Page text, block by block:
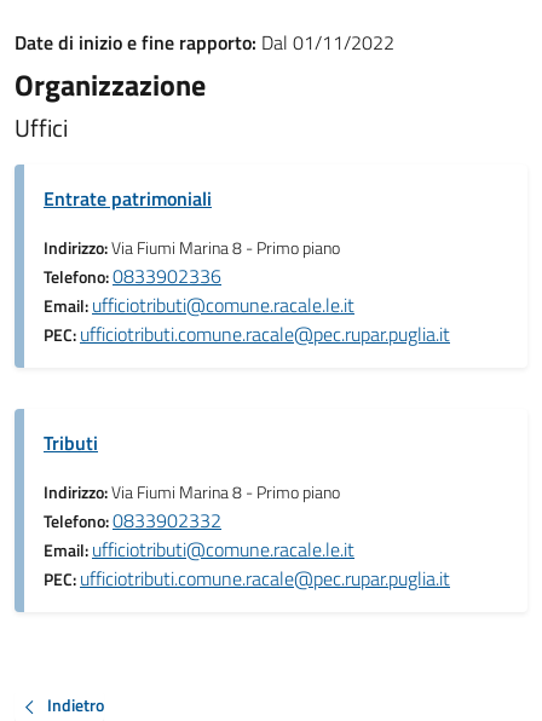
Date di inizio e fine rapporto: Dal 01/11/2022
Organizzazione
Uffici
Entrate patrimoniali
Indirizzo:Via Fiumi Marina 8 - Primo piano
Telefono:0833902336
Email:ufficiotributi@comune.racale.le.it
PEC:ufficiotributi.comune.racale@pec.rupar.puglia.it
Tributi
Indirizzo:Via Fiumi Marina 8 - Primo piano
Telefono:0833902332
Email:ufficiotributi@comune.racale.le.it
PEC:ufficiotributi.comune.racale@pec.rupar.puglia.it
Indietro